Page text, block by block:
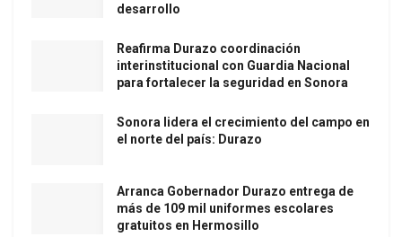
desarrollo
Reafirma Durazo coordinación
interinstitucional con Guardia Nacional
para fortalecer la seguridad en Sonora
Sonora lidera el crecimiento del campo en
el norte del país: Durazo
Arranca Gobernador Durazo entrega de
más de 109 mil uniformes escolares
gratuitos en Hermosillo